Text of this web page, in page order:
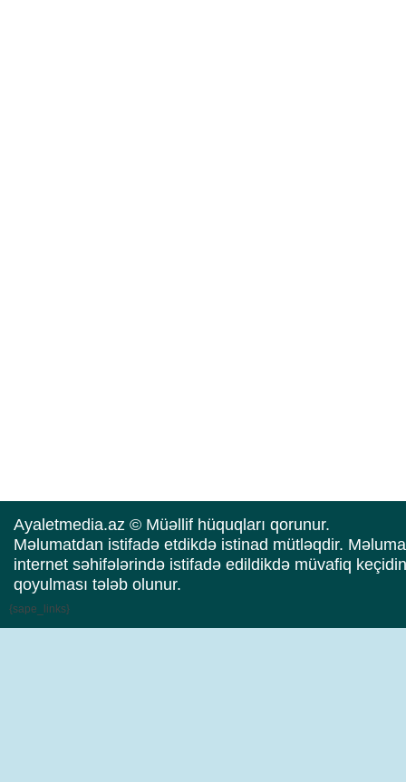
Ayaletmedia.az © Müəllif hüquqları qorunur.
Məlumatdan istifadə etdikdə istinad mütləqdir.
internet səhifələrində istifadə edildikdə müvafiq keçidin
qoyulması tələb olunur.
{sape_links}